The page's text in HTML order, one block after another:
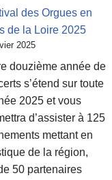
des Orgues en
de la Loire 2025
2025
douzième année de
s’étend sur toute
2025 et vous
d’assister à 125
mettant en
de la région,
50 partenaires